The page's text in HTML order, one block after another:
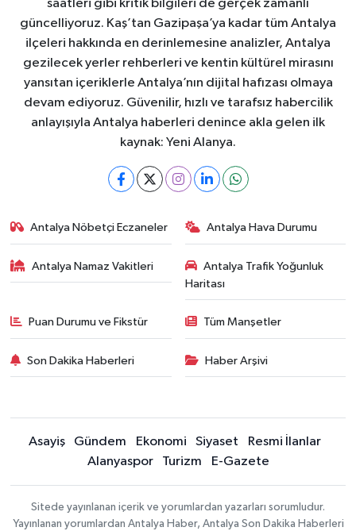
saatleri gibi kritik bilgileri de gerçek zamanlı
güncelliyoruz. Kaş’tan Gazipaşa’ya kadar tüm Antalya
ilçeleri hakkında en derinlemesine analizler, Antalya
gezilecek yerler rehberleri ve kentin kültürel mirasını
yansıtan içeriklerle Antalya’nın dijital hafızası olmaya
devam ediyoruz. Güvenilir, hızlı ve tarafsız habercilik
anlayışıyla Antalya haberleri denince akla gelen ilk
kaynak: Yeni Alanya.
Antalya Nöbetçi Eczaneler Antalya Hava Durumu
Antalya Namaz Vakitleri
Antalya Trafik Yoğunluk
Haritası
Puan Durumu ve Fikstür Tüm Manşetler
Son Dakika Haberleri Haber Arşivi
Asayiş Gündem Ekonomi Siyaset
Resmi İlanlar
Alanyaspor
Turizm E-Gazete
Sitede yayınlanan içerik ve yorumlardan yazarları sorumludur.
Yayınlanan yorumlardan Antalya Haber, Antalya Son Dakika Haberleri